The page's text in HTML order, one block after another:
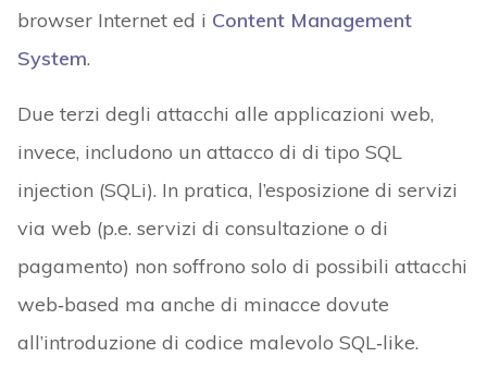
browser Internet ed i Content Management
System.
Due terzi degli attacchi alle applicazioni web,
invece, includono un attacco di di tipo SQL
injection (SQLi). In pratica, l’esposizione di servizi
via web (p.e. servizi di consultazione o di
pagamento) non soffrono solo di possibili attacchi
web‑based ma anche di minacce dovute
all’introduzione di codice malevolo SQL‑like.